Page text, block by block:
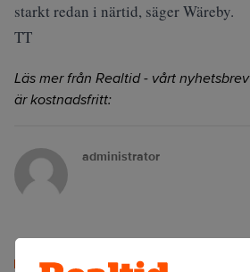
starkt redan i närtid, säger Wäreby.
TT
Läs mer från Realtid - vårt nyhetsbrev
är kostnadsfritt:
administrator